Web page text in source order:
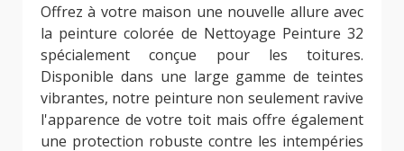
Offrez à votre maison une nouvelle allure avec
la peinture colorée de Nettoyage Peinture 32
spécialement conçue pour les toitures.
Disponible dans une large gamme de teintes
vibrantes, notre peinture non seulement ravive
l'apparence de votre toit mais offre également
une protection robuste contre les intempéries